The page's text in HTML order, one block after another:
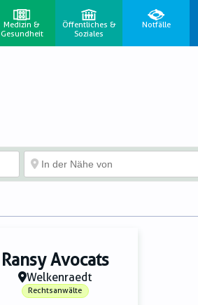
Medizin &
Gesundheit
Öffentliches &
Soziales
Notfälle
Ransy Avocats
Welkenraedt
Rechtsanwälte